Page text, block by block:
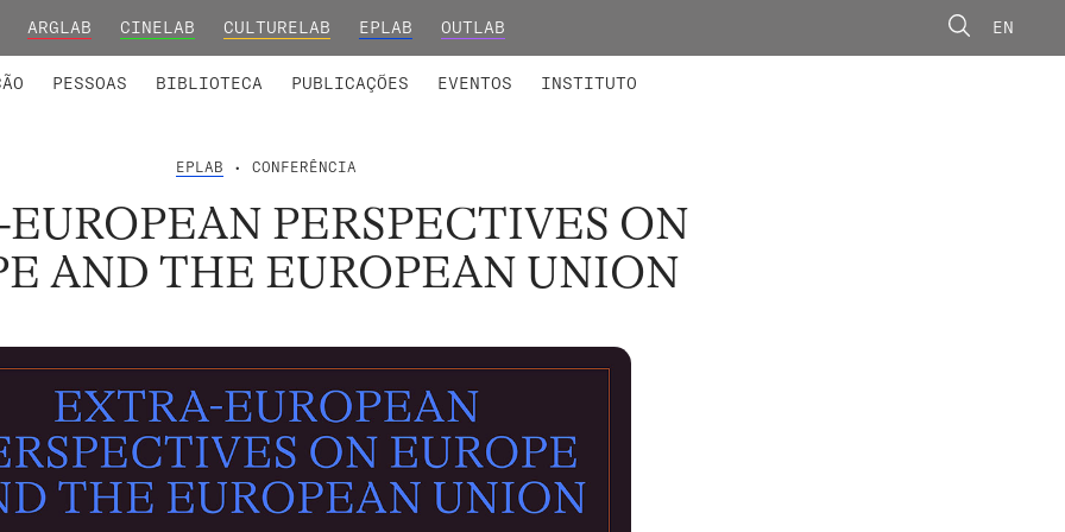
ARGLAB CINELAB CULTURELAB EPLAB OUTLAB EN
PESSOAS BIBLIOTECA PUBLICAÇÕES EVENTOS INSTITUTO
EPLAB • CONFERÊNCIA
PERSPECTIVES ON
AND THE EUROPEAN UNION